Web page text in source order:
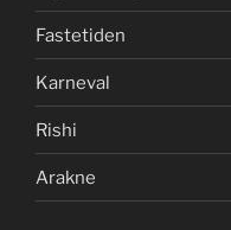
Fastetiden
Karneval
Rishi
Arakne